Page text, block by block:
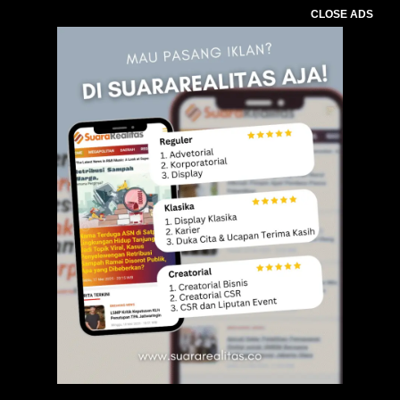
CLOSE ADS